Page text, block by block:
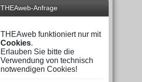
THEAweb-Anfrage
THEAweb funktioniert nur mit
Cookies.
Erlauben Sie bitte die
Verwendung von technisch
notwendigen Cookies!